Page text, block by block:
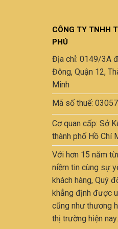
CÔNG TY TNHH
PHÚ
Địa chỉ: 0149/3A
Đông, Quận 12,
Minh
Mã số thuế:
Cơ quan cấp: Sở
thành phố Hồ Chí
Với hơn 15 năm
niềm tin cùng sự
khách hàng, Quý
khẳng định được
cũng như thương
thị trường hiện nay.